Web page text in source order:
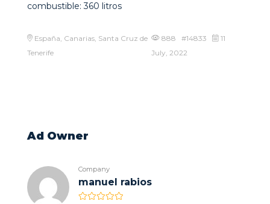
combustible: 360 litros
España, Canarias, Santa Cruz de
Tenerife
888 #14833
11
July, 2022
Ad Owner
Company
manuel rabios